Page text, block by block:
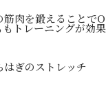
肉を鍛えることでO
トレーニングが効果
ぎのストレッチ